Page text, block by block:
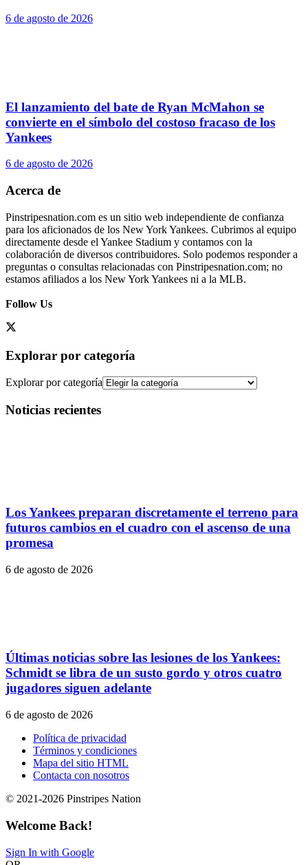
6 de agosto de 2026
El lanzamiento del bate de Ryan McMahon se
convierte en el símbolo del costoso fracaso de los
Yankees
6 de agosto de 2026
Acerca de
Pinstripesnation.com es un sitio web independiente de confianza
para los aficionados de los New York Yankees. Cubrimos al equipo
directamente desde el Yankee Stadium y contamos con la
colaboración de diversos contribuidores. Solo podemos responder a
preguntas o consultas relacionadas con Pinstripesnation.com; no
estamos afiliados a los New York Yankees ni a la MLB.
Follow Us
Explorar por categoría
Explorar por categoría
Noticias recientes
Los Yankees preparan discretamente el terreno para
futuros cambios en el cuadro con el ascenso de una
promesa
6 de agosto de 2026
Últimas noticias sobre las lesiones de los Yankees:
Schmidt se libra de un susto gordo y otros cuatro
jugadores siguen adelante
6 de agosto de 2026
Política de privacidad
Términos y condiciones
Mapa del sitio HTML
Contacta con nosotros
© 2021-2026 Pinstripes Nation
Welcome Back!
Sign In with Google